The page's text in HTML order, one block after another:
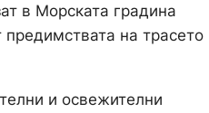
в Морската градина
на трасето
и освежителни